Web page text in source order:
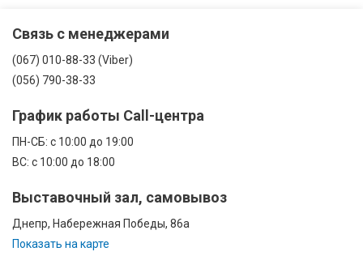
Связь с менеджерами
(067) 010-88-33 (Viber)
(056) 790-38-33
График работы Call-центра
ПН-CБ: с 10:00 до 19:00
ВС: с 10:00 до 18:00
Выставочный зал, самовывоз
Днепр, Набережная Победы, 86а
Показать на карте